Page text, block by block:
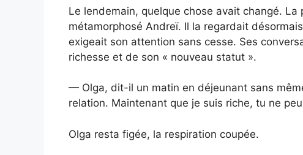
Le lendemain, quelque chose avait changé. La
métamorphosé Andreï. Il la regardait
exigeait son attention sans cesse. Ses
richesse et de son « nouveau statut ».
— Olga, dit-il un matin en déjeunant sans
relation. Maintenant que je suis riche, tu ne
Olga resta figée, la respiration coupée.